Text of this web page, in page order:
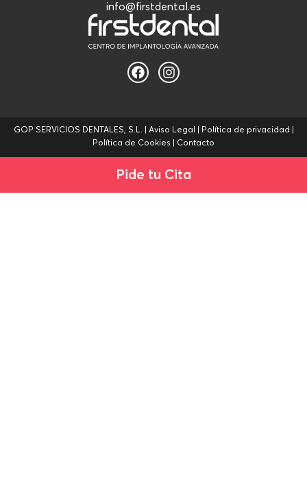
info@firstdental.es
GOP SERVICIOS DENTALES, S.L. | Aviso Legal Política de privacidad
Política de Cookies
Contacto
Pide tu Cita